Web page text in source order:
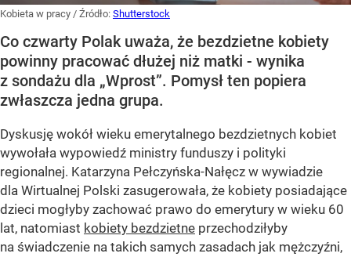
Kobieta w pracy / Źródło: Shutterstock
Co czwarty Polak uważa, że bezdzietne kobiety
powinny pracować dłużej niż matki - wynika
z sondażu dla „Wprost”. Pomysł ten popiera
zwłaszcza jedna grupa.
Dyskusję wokół wieku emerytalnego bezdzietnych kobiet
wywołała wypowiedź ministry funduszy i polityki
regionalnej. Katarzyna Pełczyńska-Nałęcz w wywiadzie
dla Wirtualnej Polski zasugerowała, że kobiety posiadające
dzieci mogłyby zachować prawo do emerytury w wieku 60
lat, natomiast kobiety bezdzietne przechodziłyby
na świadczenie na takich samych zasadach jak mężczyźni,